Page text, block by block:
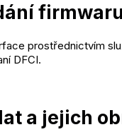
firmwaru
prostřednictvím
DFCI.
a jejich